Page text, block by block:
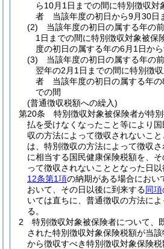
ら10月1日までの間に特別徴収対
者 当該年度の初日から9月30日
(2)
当該年度の初日の属する年の
1日までの間に特別徴収対象被
度の初日の属する年の6月1日か
(3)
当該年度の初日の属する年の
翌年の2月1日までの間に特別徴
者 当該年度の初日の属する年の
での間
(普通徴収税額への繰入)
第20条
特別徴収対象被保険者が特
払を受けなくなったこと等により
収の方法によって徴収されないこ
は、特別徴収の方法によって徴収
に相当する国民健康保険税額を、
って徴収されないこととなった日
12条第1項の納期がある場合におい
おいて、その日以後に到来する同項
いては直ちに、普通徴収の方法に
る。
2
特別徴収対象被保険者について、
された特別徴収対象保険税額が当
から徴収すべき特別徴収対象保険